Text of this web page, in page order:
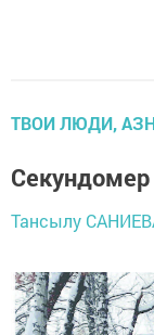
ТВОИ ЛЮДИ,
Секундомер
Тансылу